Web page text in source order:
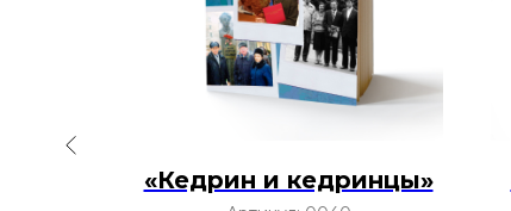
«Кедрин и кедринцы»